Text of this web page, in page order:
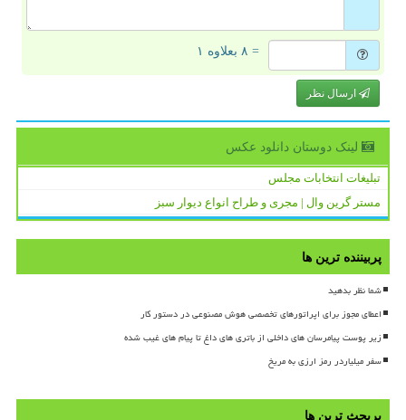
= ۸ بعلاوه ۱
ارسال نظر
لینک دوستان دانلود عكس
تبلیغات انتخابات مجلس
مستر گرین وال | مجری و طراح انواع دیوار سبز
پربیننده ترین ها
شما نظر بدهید
اعطای مجوز برای اپراتورهای تخصصی هوش مصنوعی در دستور کار
زیر پوست پیامرسان های داخلی از باتری های داغ تا پیام های غیب شده
سفر میلیاردر رمز ارزی به مریخ
پربحث ترین ها